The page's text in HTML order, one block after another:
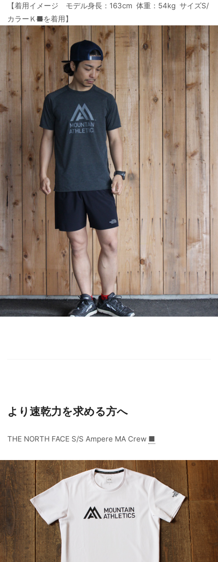
【着用イメージ モデル身長：163cm 体重：54kg サイズS/
カラーＫ■を着用】
より速乾力を求める方へ
THE NORTH FACE S/S Ampere MA Crew ■